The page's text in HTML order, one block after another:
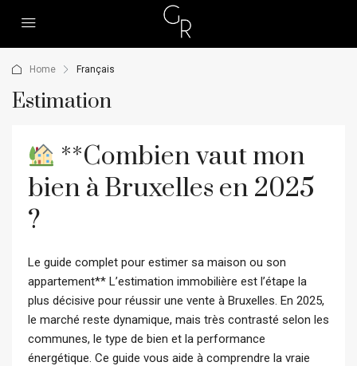
Home Français
Estimation
**Combien vaut mon
bien à Bruxelles en 2025
?
Le guide complet pour estimer sa maison ou son
appartement** L’estimation immobilière est l’étape la
plus décisive pour réussir une vente à Bruxelles. En 2025,
le marché reste dynamique, mais très contrasté selon les
communes, le type de bien et la performance
énergétique. Ce guide vous aide à comprendre la vraie